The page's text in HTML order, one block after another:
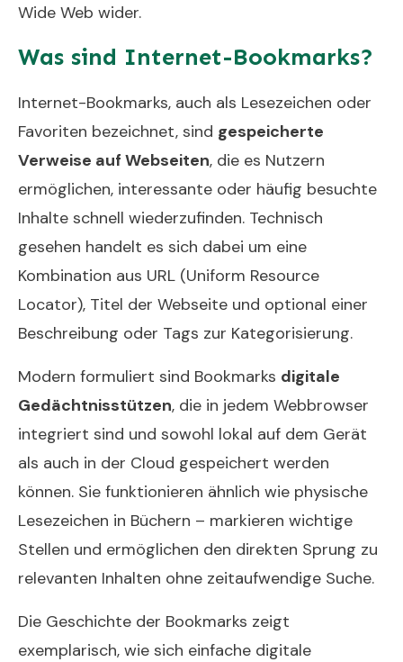
Wide Web wider.
Was sind Internet-Bookmarks?
Internet-Bookmarks, auch als Lesezeichen oder
Favoriten bezeichnet, sind gespeicherte
Verweise auf Webseiten, die es Nutzern
ermöglichen, interessante oder häufig besuchte
Inhalte schnell wiederzufinden. Technisch
gesehen handelt es sich dabei um eine
Kombination aus URL (Uniform Resource
Locator), Titel der Webseite und optional einer
Beschreibung oder Tags zur Kategorisierung.
Modern formuliert sind Bookmarks digitale
Gedächtnisstützen, die in jedem Webbrowser
integriert sind und sowohl lokal auf dem Gerät
als auch in der Cloud gespeichert werden
können. Sie funktionieren ähnlich wie physische
Lesezeichen in Büchern – markieren wichtige
Stellen und ermöglichen den direkten Sprung zu
relevanten Inhalten ohne zeitaufwendige Suche.
Die Geschichte der Bookmarks zeigt
exemplarisch, wie sich einfache digitale